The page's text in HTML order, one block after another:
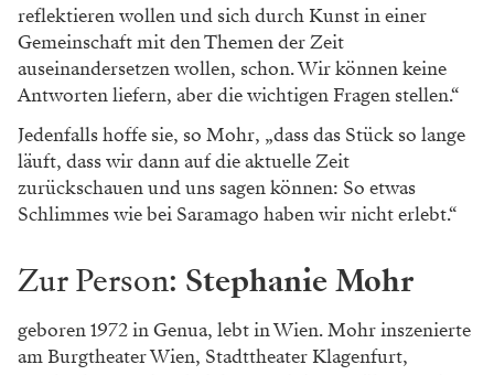
reflektieren wollen und sich durch Kunst in einer
Gemeinschaft mit den Themen der Zeit
auseinandersetzen wollen, schon. Wir können keine
Antworten liefern, aber die wichtigen Fragen stellen.“
Jedenfalls hoffe sie, so Mohr, „dass das Stück so lange
läuft, dass wir dann auf die aktuelle Zeit
zurückschauen und uns sagen können: So etwas
Schlimmes wie bei Saramago haben wir nicht erlebt.“
Zur Person: Stephanie Mohr
geboren 1972 in Genua, lebt in Wien. Mohr inszenierte
am Burgtheater Wien, Stadttheater Klagenfurt,